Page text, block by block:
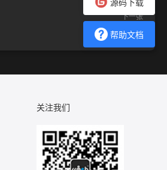
帮助文档
下一张
渠道码.png
关注我们